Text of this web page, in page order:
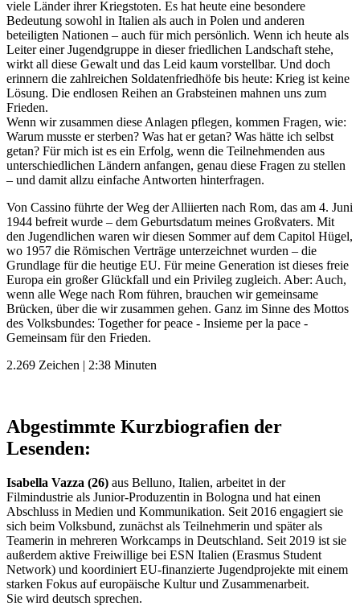
viele Länder ihrer Kriegstoten. Es hat heute eine besondere
Bedeutung sowohl in Italien als auch in Polen und anderen
beteiligten Nationen – auch für mich persönlich. Wenn ich heute als
Leiter einer Jugendgruppe in dieser friedlichen Landschaft stehe,
wirkt all diese Gewalt und das Leid kaum vorstellbar. Und doch
erinnern die zahlreichen Soldatenfriedhöfe bis heute: Krieg ist keine
Lösung. Die endlosen Reihen an Grabsteinen mahnen uns zum
Frieden.
Wenn wir zusammen diese Anlagen pflegen, kommen Fragen, wie:
Warum musste er sterben? Was hat er getan? Was hätte ich selbst
getan? Für mich ist es ein Erfolg, wenn die Teilnehmenden aus
unterschiedlichen Ländern anfangen, genau diese Fragen zu stellen
– und damit allzu einfache Antworten hinterfragen.
Von Cassino führte der Weg der Alliierten nach Rom, das am 4. Juni
1944 befreit wurde – dem Geburtsdatum meines Großvaters. Mit
den Jugendlichen waren wir diesen Sommer auf dem Capitol Hügel,
wo 1957 die Römischen Verträge unterzeichnet wurden – die
Grundlage für die heutige EU. Für meine Generation ist dieses freie
Europa ein großer Glückfall und ein Privileg zugleich. Aber: Auch,
wenn alle Wege nach Rom führen, brauchen wir gemeinsame
Brücken, über die wir zusammen gehen. Ganz im Sinne des Mottos
des Volksbundes: Together for peace - Insieme per la pace -
Gemeinsam für den Frieden.
2.269 Zeichen | 2:38 Minuten
Abgestimmte Kurzbiografien der
Lesenden:
Isabella Vazza (26) aus Belluno, Italien, arbeitet in der
Filmindustrie als Junior-Produzentin in Bologna und hat einen
Abschluss in Medien und Kommunikation. Seit 2016 engagiert sie
sich beim Volksbund, zunächst als Teilnehmerin und später als
Teamerin in mehreren Workcamps in Deutschland. Seit 2019 ist sie
außerdem aktive Freiwillige bei ESN Italien (Erasmus Student
Network) und koordiniert EU-finanzierte Jugendprojekte mit einem
starken Fokus auf europäische Kultur und Zusammenarbeit.
Sie wird deutsch sprechen.